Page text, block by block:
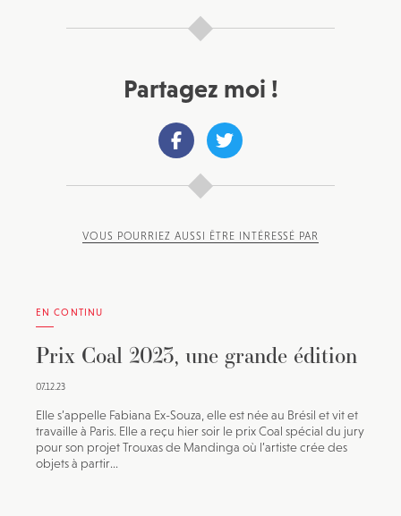
Partagez moi !
VOUS POURRIEZ AUSSI ÊTRE INTÉRESSÉ PAR
EN CONTINU
Prix Coal 2023, une grande édition
07.12.23
Elle s’appelle Fabiana Ex-Souza, elle est née au Brésil et vit et
travaille à Paris. Elle a reçu hier soir le prix Coal spécial du jury
pour son projet Trouxas de Mandinga où l’artiste crée des
objets à partir...